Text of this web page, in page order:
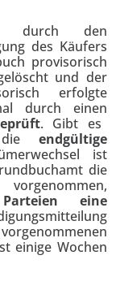
durch den
des Käufers
provisorisch
und der
erfolgte
durch einen
. Gibt es
die endgültige
ist
die
eine
einige Wochen